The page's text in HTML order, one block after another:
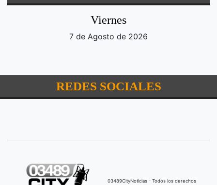
Viernes
7 de Agosto de 2026
REDES SOCIALES
03489CityNoticias - Todos los derechos